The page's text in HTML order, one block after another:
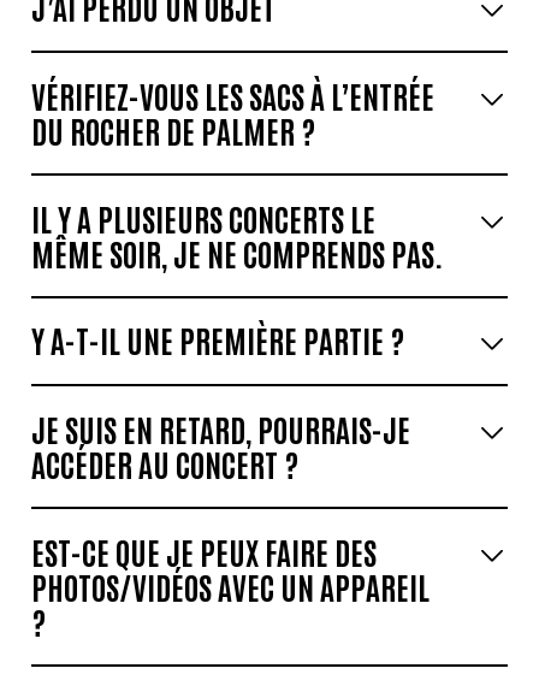
VÉRIFIEZ-VOUS LES SACS À L’ENTRÉE
DU ROCHER DE PALMER ?
IL Y A PLUSIEURS CONCERTS LE
MÊME SOIR, JE NE COMPRENDS PAS.
Y A-T-IL UNE PREMIÈRE PARTIE ?
JE SUIS EN RETARD, POURRAIS-JE
ACCÉDER AU CONCERT ?
EST-CE QUE JE PEUX FAIRE DES
PHOTOS/VIDÉOS AVEC UN APPAREIL
?